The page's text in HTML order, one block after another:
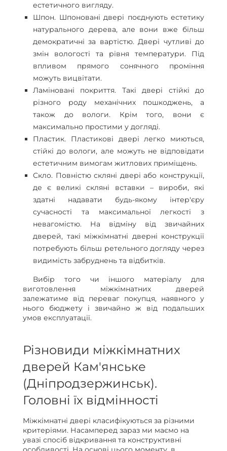
естетичного вигляду.
Шпон. Шпоновані двері поєднують естетику
натурального дерева, але вони вже більш
демократичні за вартістю. Двері чутливі до
змін вологості та рівня температури. Під
впливом прямого сонячного проміння
можуть вицвітати.
Ламіновані покриття. Такі двері стійкі до
різного роду механічних пошкоджень, а
також до вологи. Крім того, вони є
максимально простими у догляді.
Пластик. Пластикові двері легко миються,
стійкі до вологи, але можуть не відповідати
естетичним вимогам житлових приміщень.
Скло. Повністю скляні двері або конструкції,
де є великі скляні вставки – вироби, які
здатні надавати будь-якому інтер'єру
сучасності та максимальної легкості з
невагомістю. На відміну від звичайних
дверей, такі міжкімнатні дверні конструкції
потребують більш ретельного догляду через
видимість забруднень та відбитків.
Вибір того чи іншого матеріалу для
виготовлення міжкімнатних дверей
залежатиме від переваг покупця, наявного у
нього бюджету і звичайно ж від подальших
умов експлуатації.
Різновиди міжкімнатних
дверей Кам'янське
(Дніпродзержинськ).
Головні їх відмінності
Міжкімнатні двері класифікуються за різними
критеріями. Насамперед зараз ми маємо на
увазі спосіб відкривання та конструктивні